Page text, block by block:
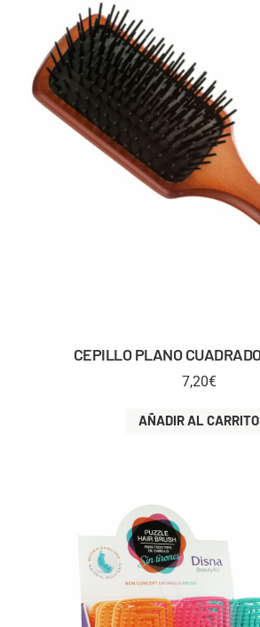
CEPILLO PLANO
7,20€
AÑADIR AL CARRITO